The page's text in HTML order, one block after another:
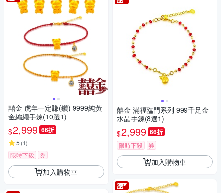
囍金 虎年一定賺(鑽) 9999純黃
金編繩手鍊(10選1)
$2,999 66折
5 (1)
限時下殺 券
加入購物車
囍金 滿福臨門系列 999千足金
水晶手鍊(8選1)
$2,999 66折
限時下殺 券
加入購物車